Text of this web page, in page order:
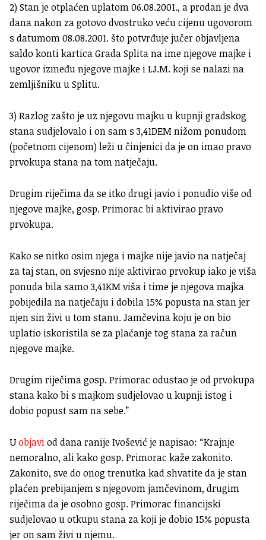
2) Stan je otplaćen uplatom 06.08.2001., a prodan je dva
dana nakon za gotovo dvostruko veću cijenu ugovorom
s datumom 08.08.2001. što potvrđuje jučer objavljena
saldo konti kartica Grada Splita na ime njegove majke i
ugovor između njegove majke i LJ.M. koji se nalazi na
zemljišniku u Splitu.
3) Razlog zašto je uz njegovu majku u kupnji gradskog
stana sudjelovalo i on sam s 3,41DEM nižom ponudom
(početnom cijenom) leži u činjenici da je on imao pravo
prvokupa stana na tom natječaju.
Drugim riječima da se itko drugi javio i ponudio više od
njegove majke, gosp. Primorac bi aktivirao pravo
prvokupa.
Kako se nitko osim njega i majke nije javio na natječaj
za taj stan, on svjesno nije aktivirao prvokup iako je viša
ponuda bila samo 3,41KM viša i time je njegova majka
pobijedila na natječaju i dobila 15% popusta na stan jer
njen sin živi u tom stanu. Jamčevina koju je on bio
uplatio iskoristila se za plaćanje tog stana za račun
njegove majke.
Drugim riječima gosp. Primorac odustao je od prvokupa
stana kako bi s majkom sudjelovao u kupnji istog i
dobio popust sam na sebe.”
Uobjaviod dana ranije Ivošević je napisao: “Krajnje
nemoralno, ali kako gosp. Primorac kaže zakonito.
Zakonito, sve do onog trenutka kad shvatite da je stan
plaćen prebijanjem s njegovom jamčevinom, drugim
riječima da je osobno gosp. Primorac financijski
sudjelovao u otkupu stana za koji je dobio 15% popusta
jer on sam živi u njemu.